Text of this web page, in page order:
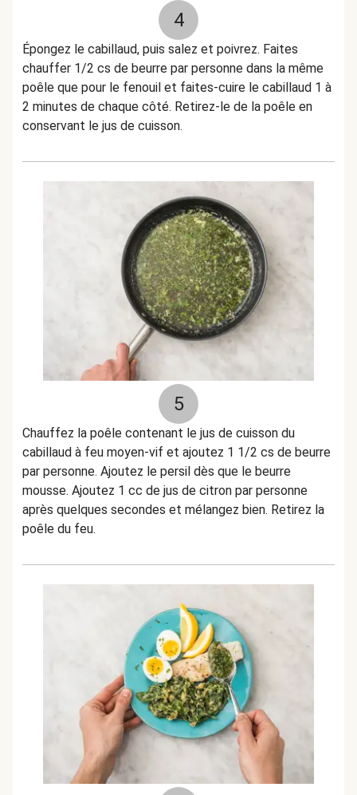
4
Épongez le cabillaud, puis salez et poivrez. Faites
chauffer 1/2 cs de beurre par personne dans la même
poêle que pour le fenouil et faites-cuire le cabillaud 1 à
2 minutes de chaque côté. Retirez-le de la poêle en
conservant le jus de cuisson.
5
Chauffez la poêle contenant le jus de cuisson du
cabillaud à feu moyen-vif et ajoutez 1 1/2 cs de beurre
par personne. Ajoutez le persil dès que le beurre
mousse. Ajoutez 1 cc de jus de citron par personne
après quelques secondes et mélangez bien. Retirez la
poêle du feu.